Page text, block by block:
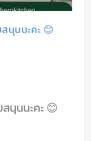
นุนนะคะ 😊
นุนนะคะ 😊